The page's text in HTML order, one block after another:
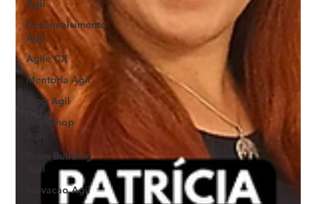
Agil
Desenvolvimento
Agil
Agile CX
Mentoria Agil
Blog Agil
Workshop
Agil
Team Building
Agil
Inovacao Agil